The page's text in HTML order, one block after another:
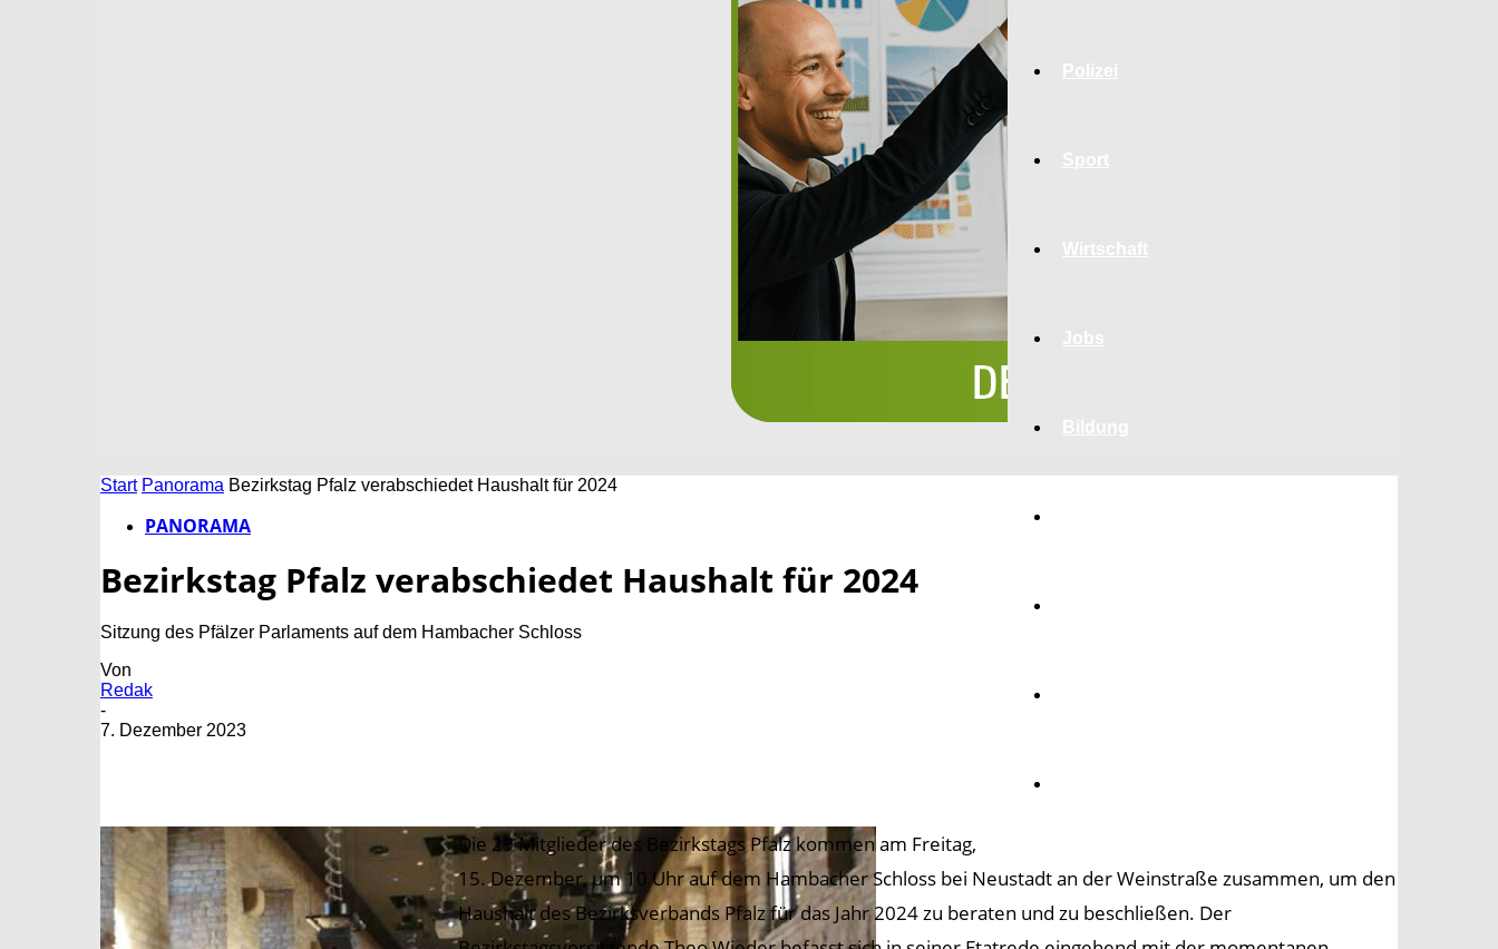
Start Panorama Bezirkstag Pfalz verabschiedet Haushalt für 2024
PANORAMA
Bezirkstag Pfalz verabschiedet Haushalt für 2024
Sitzung des Pfälzer Parlaments auf dem Hambacher Schloss
Von
Redak
-
7. Dezember 2023
Die 29 Mitglieder des Bezirkstags Pfalz kommen am Freitag,
15. Dezember, um 10 Uhr auf dem Hambacher Schloss bei Neustadt an der Weinstraße zusammen, um den
Haushalt des Bezirksverbands Pfalz für das Jahr 2024 zu beraten und zu beschließen. Der